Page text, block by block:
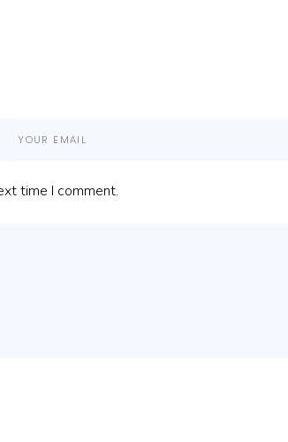
time I comment.